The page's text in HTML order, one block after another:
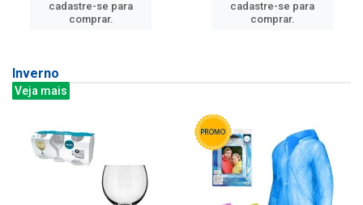
cadastre-se para
comprar.
cadastre-se para
comprar.
Inverno
Veja mais